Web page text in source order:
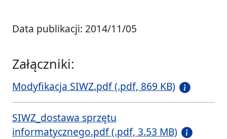
Data publikacji: 2014/11/05
Załączniki:
Modyfikacja SIWZ.pdf (.pdf, 869 KB)
SIWZ_dostawa sprzętu
informatycznego.pdf (.pdf, 3.53 MB)